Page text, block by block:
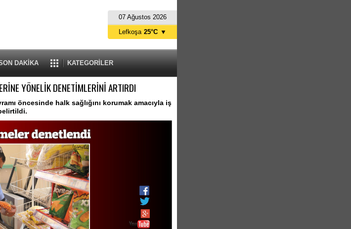
07 Ağustos 2026
DAKİKA KATEGORİLER
Lefkoşa 25°C ▼
İskele
İstanbul 24°C
YÖNELİK DENETİMLERİNİ ARTIRDI
öncesinde halk sağlığını korumak amacıyla iş